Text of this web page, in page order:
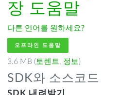
장 도움말
다른 언어를 원하세요?
오프라인 도움말
3.6 MB ( 토렌트, 정보 )
SDK와 소스코드